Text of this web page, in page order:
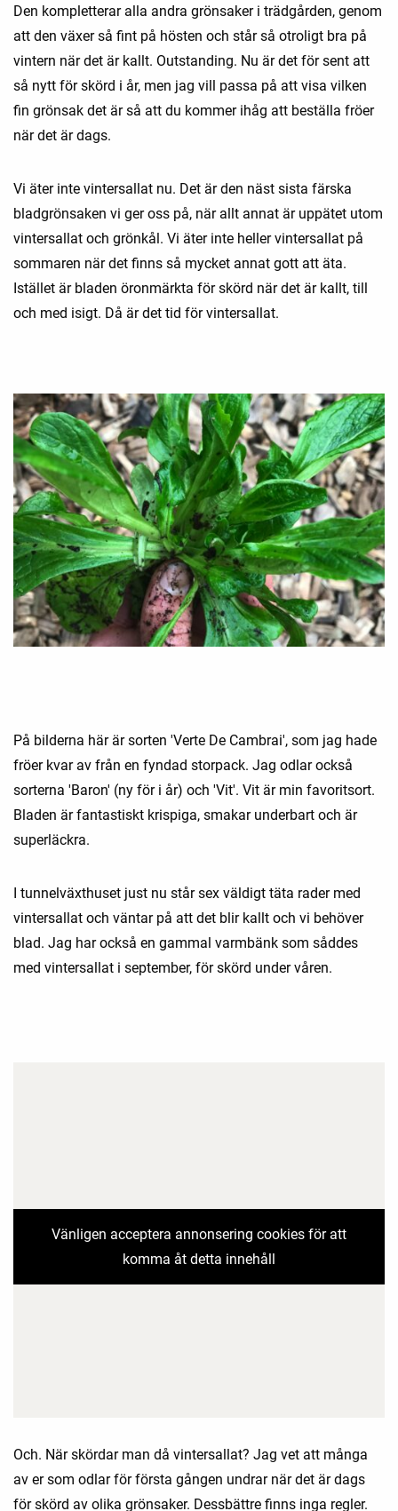
Den kompletterar alla andra grönsaker i trädgården, genom
att den växer så fint på hösten och står så otroligt bra på
vintern när det är kallt. Outstanding. Nu är det för sent att
så nytt för skörd i år, men jag vill passa på att visa vilken
fin grönsak det är så att du kommer ihåg att beställa fröer
när det är dags.
Vi äter inte vintersallat nu. Det är den näst sista färska
bladgrönsaken vi ger oss på, när allt annat är uppätet utom
vintersallat och grönkål. Vi äter inte heller vintersallat på
sommaren när det finns så mycket annat gott att äta.
Istället är bladen öronmärkta för skörd när det är kallt, till
och med isigt. Då är det tid för vintersallat.
På bilderna här är sorten 'Verte De Cambrai', som jag hade
fröer kvar av från en fyndad storpack. Jag odlar också
sorterna 'Baron' (ny för i år) och 'Vit'. Vit är min favoritsort.
Bladen är fantastiskt krispiga, smakar underbart och är
superläckra.
I tunnelväxthuset just nu står sex väldigt täta rader med
vintersallat och väntar på att det blir kallt och vi behöver
blad. Jag har också en gammal varmbänk som såddes
med vintersallat i september, för skörd under våren.
Vänligen acceptera annonsering cookies för att
komma åt detta innehåll
Och. När skördar man då vintersallat? Jag vet att många
av er som odlar för första gången undrar när det är dags
för skörd av olika grönsaker. Dessbättre finns inga regler.